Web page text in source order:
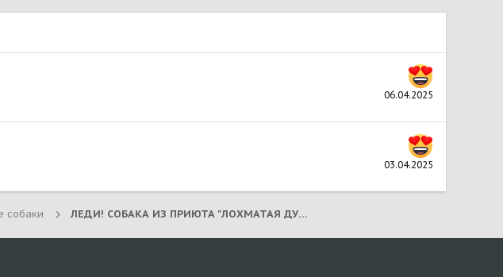
06.04.2025
03.04.2025
собаки ЛЕДИ! СОБАКА ИЗ ПРИЮТА "ЛОХМАТАЯ ДУША"! (2025)